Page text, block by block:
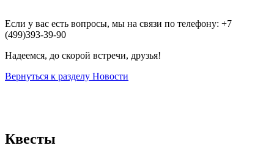
Если у вас есть вопросы, мы на связи по телефону: +7
(499)393-39-90
Надеемся, до скорой встречи, друзья!
Вернуться к разделу Новости
Квесты